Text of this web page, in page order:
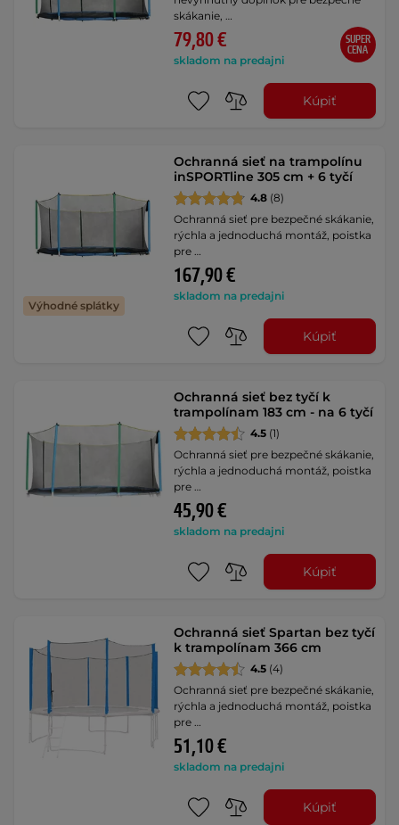
skákanie, …
79,80 €
skladom na predajni
SUPER
CENA
Kúpiť
Výhodné splátky
Ochranná sieť na trampolínu
inSPORTline 305 cm + 6 tyčí
4.8 (8)
Ochranná sieť pre bezpečné skákanie,
rýchla a jednoduchá montáž, poistka
pre …
167,90 €
skladom na predajni
Kúpiť
Ochranná sieť bez tyčí k
trampolínam 183 cm - na 6 tyčí
4.5 (1)
Ochranná sieť pre bezpečné skákanie,
rýchla a jednoduchá montáž, poistka
pre …
45,90 €
skladom na predajni
Kúpiť
Ochranná sieť Spartan bez tyčí
k trampolínam 366 cm
4.5 (4)
Ochranná sieť pre bezpečné skákanie,
rýchla a jednoduchá montáž, poistka
pre …
51,10 €
skladom na predajni
Kúpiť